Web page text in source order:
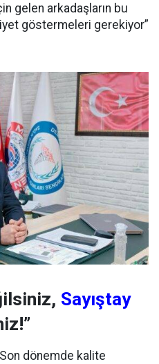
gelen arkadaşların bu
göstermeleri gerekiyor”
Sayıştay
dönemde kalite